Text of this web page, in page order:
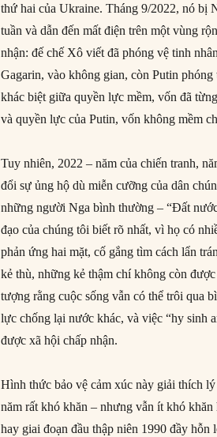
thứ hai của Ukraine. Tháng 9/2022, nó bị
tuần và dẫn đến mất điện trên một vùng
nhận: đế chế Xô viết đã phóng vệ tinh
Gagarin, vào không gian, còn Putin
khác biệt giữa quyền lực mềm, vốn đã
và quyền lực của Putin, vốn không mềm
Tuy nhiên, 2022 – năm của chiến tranh,
đổi sự ủng hộ dù miễn cưỡng của dân
những người Nga bình thường – “Đất
đạo của chúng tôi biết rõ nhất, vì họ có
phản ứng hai mặt, cố gắng tìm cách lẩn
kẻ thù, những kẻ thậm chí không còn
tượng rằng cuộc sống vẫn có thể trôi qua
lực chống lại nước khác, và việc “hy sinh
được xã hội chấp nhận.
Hình thức bảo vệ cảm xúc này giải thích
năm rất khó khăn – nhưng vẫn ít khó
hay giai đoạn đầu thập niên 1990 đầy hỗn